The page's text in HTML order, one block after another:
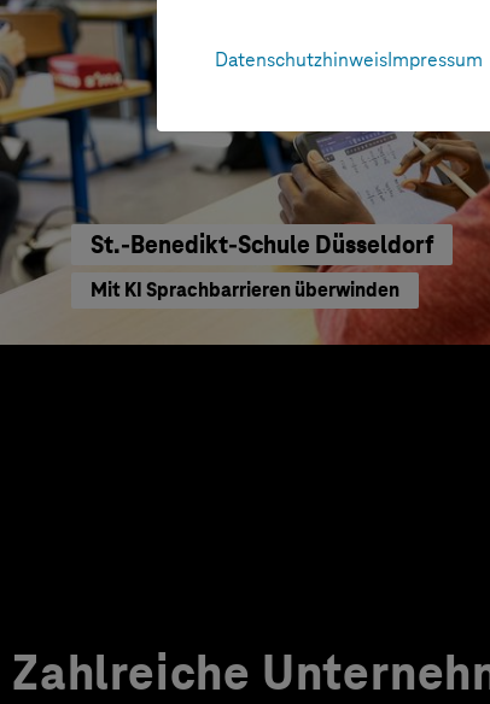
DatenschutzhinweisImpressum
St.-Benedikt-Schule Düsseldorf
Mit KI Sprachbarrieren überwinden
Zahlreiche